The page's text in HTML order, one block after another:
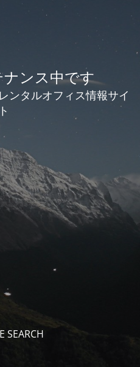
ンス中です
ンタルオフィス情報サイ
ト
SEARCH